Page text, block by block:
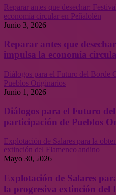
Reparar antes que desechar:
economía circular en Peñalolén
Junio 3, 2026
Reparar antes que
impulsa la economía
Diálogos para el Futuro del Borde
Pueblos Originarios
Junio 1, 2026
Diálogos para el Futuro
participación de Pueblos
Explotación de Salares para la
extinción del Flamenco andino
Mayo 30, 2026
Explotación de Salares
la progresiva extinción del